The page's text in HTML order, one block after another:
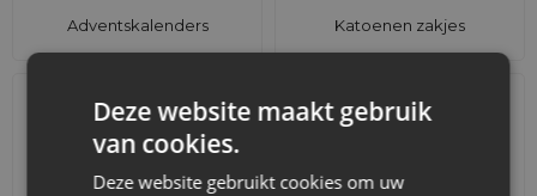
Adventskalenders Katoenen zakjes
Deze website maakt gebruik
van cookies.
Deze website gebruikt cookies om uw